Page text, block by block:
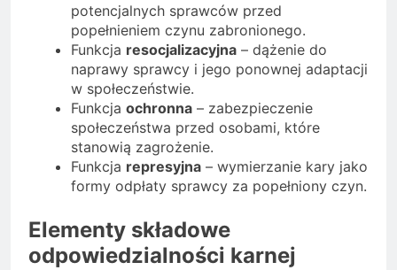
potencjalnych sprawców przed
popełnieniem czynu zabronionego.
Funkcja resocjalizacyjna – dążenie do
naprawy sprawcy i jego ponownej adaptacji
w społeczeństwie.
Funkcja ochronna – zabezpieczenie
społeczeństwa przed osobami, które
stanowią zagrożenie.
Funkcja represyjna – wymierzanie kary jako
formy odpłaty sprawcy za popełniony czyn.
Elementy składowe
odpowiedzialności karnej